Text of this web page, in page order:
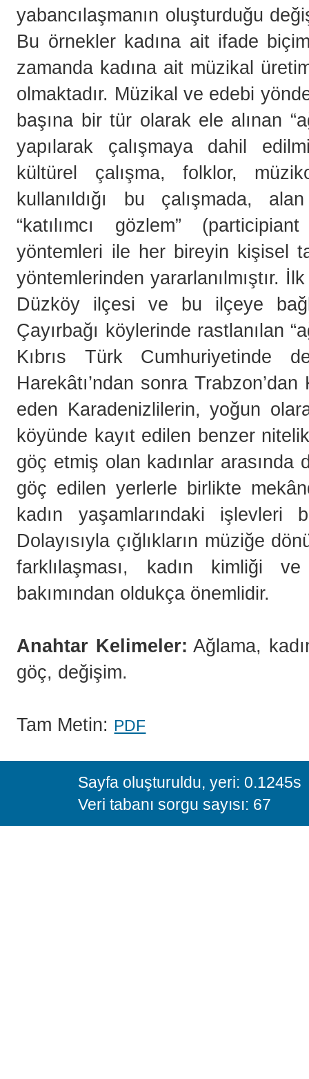
yabancılaşmanın oluşturduğu
Bu örnekler kadına ait ifade
zamanda kadına ait müzikal
olmaktadır. Müzikal ve edebi
başına bir tür olarak ele alınan
yapılarak çalışmaya dahil
kültürel çalışma, folklor,
kullanıldığı bu çalışmada,
“katılımcı gözlem”
yöntemleri ile her bireyin kişisel
yöntemlerinden yararlanılmıştır.
Düzköy ilçesi ve bu ilçeye
Çayırbağı köylerinde rastlanılan
Kıbrıs Türk Cumhuriyetinde
Harekâtı’ndan sonra
eden Karadenizlilerin, yoğun
köyünde kayıt edilen benzer
göç etmiş olan kadınlar arasında
göç edilen yerlerle birlikte
kadın yaşamlarındaki işlevleri
Dolayısıyla çığlıkların müziğe
farklılaşması, kadın kimliği ve
bakımından oldukça önemlidir.
Anahtar Kelimeler: Ağlama,
göç, değişim.
Tam Metin: PDF
Sayfa oluşturuldu, yeri: 0.1245s
Veri tabanı sorgu sayısı: 67